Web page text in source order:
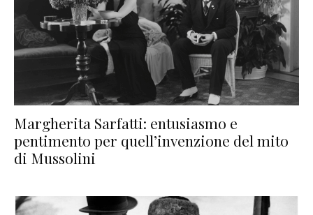
Margherita Sarfatti: entusiasmo e
pentimento per quell’invenzione del mito
di Mussolini